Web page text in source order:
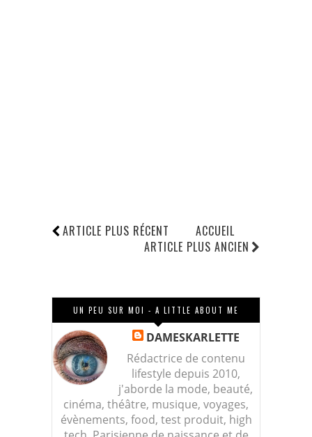
ARTICLE PLUS RÉCENT
ARTICLE PLUS ANCIEN
ACCUEIL
UN PEU SUR MOI - A LITTLE ABOUT ME
DAMESKARLETTE
Rédactrice de contenu
lifestyle depuis 2010,
j'aborde la mode, beauté,
cinéma, théâtre, musique, voyages,
évènements, food, test produit, high